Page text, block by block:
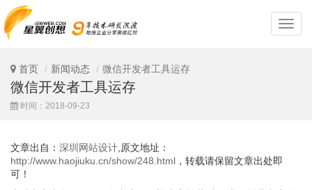
深
圳
首页 新闻动态 微信开发者工具运存
微信开发者工具运存
时间：2018-09-23
文章出自： 深圳网站设计 ,原文地址：
http://www.haojiuku.cn/show/248.html ，转载请保留文章出处即
可！